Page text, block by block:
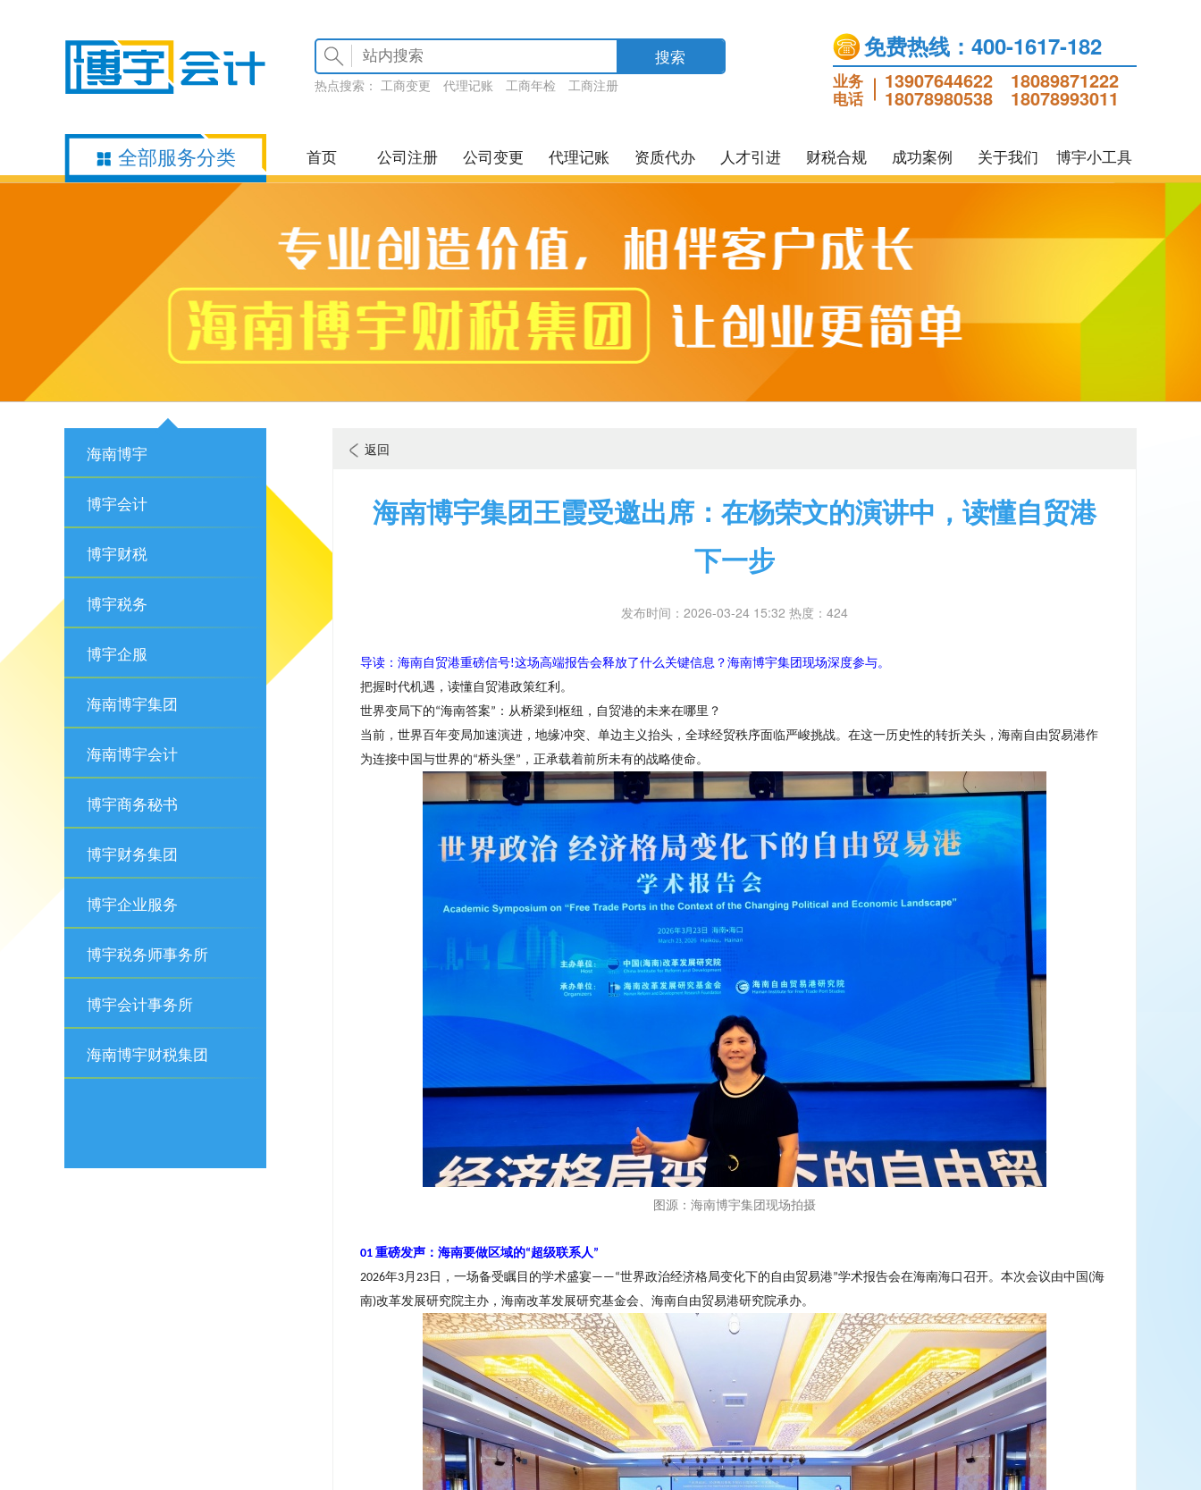
搜索
热点搜索： 工商变更 代理记账 工商年检 工商注册
免费热线：400-1617-182
业务
电话
13907644622 18089871222
18078980538 18078993011
全部服务分类 首页 公司注册 公司变更 代理记账 资质代办 人才引进 财税合规 成功案例 关于我们 博宇小工具
海南博宇
博宇会计
博宇财税
博宇税务
博宇企服
海南博宇集团
海南博宇会计
博宇商务秘书
博宇财务集团
博宇企业服务
博宇税务师事务所
博宇会计事务所
海南博宇财税集团
返回
海南博宇集团王霞受邀出席：在杨荣文的演讲中，读懂自贸港
下一步
发布时间：2026-03-24 15:32 热度：424
导读：海南自贸港重磅信号!这场高端报告会释放了什么关键信息 ？ 海南博宇集团现场深度参与。
把握时代机遇，读懂自贸港政策红利。
世界变局下的“海南答案” ：从桥梁到枢纽，自贸港的未来在哪里 ？
当前，世界百年变局加速演进，地缘冲突、单边主义抬头，全球经贸秩序面临严峻挑战。在这一历史性的转折关头，海南自由贸易港作
为连接中国与世界的“桥头堡” ，正承载着前所未有的战略使命。
图源：海南博宇集团现场拍摄
01 重磅发声：海南要做区域的“超级联系人”
2026年3月 23 日，一场备受瞩目的学术盛宴——“世界政治经济格局变化下的自由贸易港”学术报告会在海南海口召开。本次会议由中国 (海
南)改革发展研究院主办，海南改革发展研究基金会、海南自由贸易港研究院承办。